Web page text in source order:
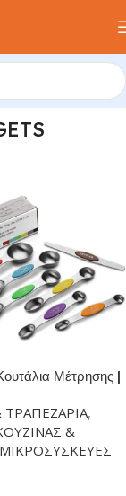
& GADGETS
Μέτρησης |
ΤΡΑΠΕΖΑΡΙΑ,
&
ΜΙΚΡΟΣΥΣΚΕΥΕΣ